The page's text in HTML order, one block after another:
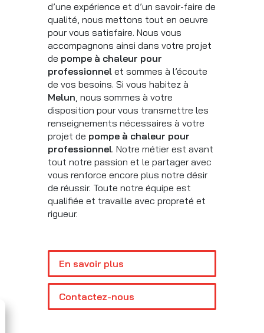
d’une expérience et d’un savoir-faire de
qualité, nous mettons tout en oeuvre
pour vous satisfaire. Nous vous
accompagnons ainsi dans votre projet
de pompe à chaleur pour
professionnel et sommes à l’écoute
de vos besoins. Si vous habitez à
Melun, nous sommes à votre
disposition pour vous transmettre les
renseignements nécessaires à votre
projet de pompe à chaleur pour
professionnel. Notre métier est avant
tout notre passion et le partager avec
vous renforce encore plus notre désir
de réussir. Toute notre équipe est
qualifiée et travaille avec propreté et
rigueur.
En savoir plus
Contactez-nous